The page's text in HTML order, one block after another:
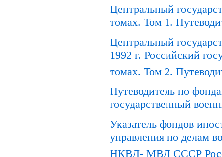
Центральный
томах. Том 1.
Центральный
1992 г. Российский
томах. Том 2.
Путеводитель по
государственный
Указатель фондов
управления по делам